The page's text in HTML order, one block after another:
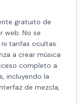
gratuito de
web. No se
tarifas ocultas.
a crear música
completo a
incluyendo la
de mezcla,